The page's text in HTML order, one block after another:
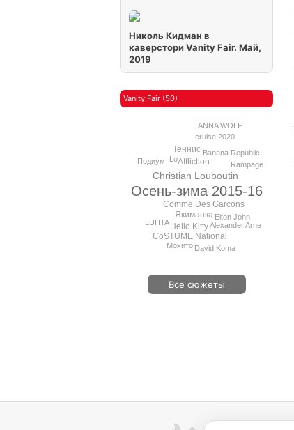
Николь Кидман в
каверстори Vanity Fair. Май,
2019
Vanity Fair (50)
Осень-зима 2015-16
Christian Louboutin
Comme Des Garcons
Якиманка
Affliction
Hello Kitty
CoSTUME National
Теннис
Alexander Arne
Banana Republic
cruise 2020
David Koma
Подиум
LUHTA
Elton John
Lo
ANNA WOLF
Мохито
Rampage
Все сюжеты